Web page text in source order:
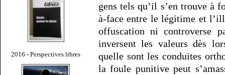
2016 - Perspectives libres
gens tels qu’il s’en trouve à
à-face entre le légitime et
offuscation ni controverse
inversent les valeurs dès
quelle sont les conduites
la foule punitive peut